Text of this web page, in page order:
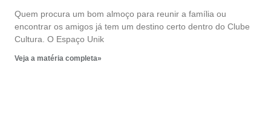
Quem procura um bom almoço para reunir a família ou
encontrar os amigos já tem um destino certo dentro do Clube
Cultura. O Espaço Unik
Veja a matéria completa»